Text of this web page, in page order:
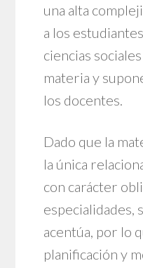
una alta
a los
ciencias
materia y
los docentes.
Dado que la
la única
con carácter
especialidades,
acentúa, por lo
planificación y